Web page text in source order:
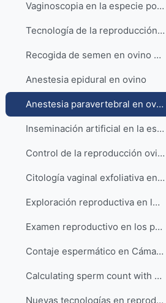
Vaginoscopia en la especie porcina
Tecnología de la reproducción ovina
Recogida de semen en ovino HD
Anestesia epidural en ovino
Anestesia paravertebral en ovino
Inseminación artificial en la especie ovina
Control de la reproducción ovina mediante la utilización de esponjas vaginales
Citología vaginal exfoliativa en la perra y en la gata y citología prepucial en el perro
Exploración reproductiva en los gatos macho. Aplicación práctica de la citología exfoliativa
Examen reproductivo en los perros machos
Contaje espermático en Cámara de Bürker
Calculating sperm count with a Bürker chamber
Nuevas tecnologías en reproducción de truchas